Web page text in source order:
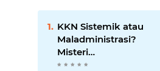
KKN Sistemik atau
Maladministrasi?
Misteri
"Dikorbankannya" SDN